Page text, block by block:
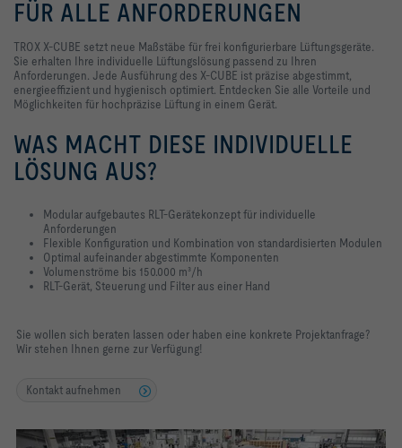
FÜR ALLE ANFORDERUNGEN
TROX X-CUBE setzt neue Maßstäbe für frei konfigurierbare Lüftungsgeräte.
Sie erhalten Ihre individuelle Lüftungslösung passend zu Ihren
Anforderungen. Jede Ausführung des X-CUBE ist präzise abgestimmt,
energieeffizient und hygienisch optimiert. Entdecken Sie alle Vorteile und
Möglichkeiten für hochpräzise Lüftung in einem Gerät.
WAS MACHT DIESE INDIVIDUELLE
LÖSUNG AUS?
Modular aufgebautes RLT-Gerätekonzept für individuelle
Anforderungen
Flexible Konfiguration und Kombination von standardisierten Modulen
Optimal aufeinander abgestimmte Komponenten
Volumenströme bis 150.000 m³/h
RLT-Gerät, Steuerung und Filter aus einer Hand
Sie wollen sich beraten lassen oder haben eine konkrete Projektanfrage?
Wir stehen Ihnen gerne zur Verfügung!
Kontakt aufnehmen